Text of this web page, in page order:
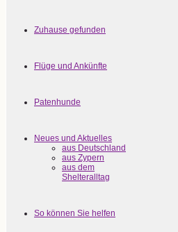
Zuhause gefunden
Flüge und Ankünfte
Patenhunde
Neues und Aktuelles
aus Deutschland
aus Zypern
aus dem
Shelteralltag
So können Sie helfen